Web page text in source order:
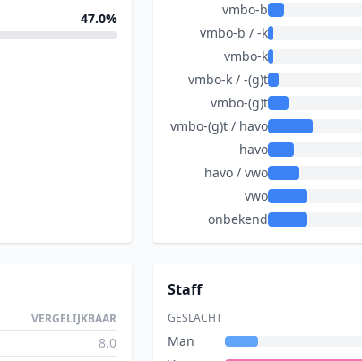
47.0%
vmbo-b
vmbo-b / -k
vmbo-k
vmbo-k / -(g)t
vmbo-(g)t
vmbo-(g)t / havo
havo
havo / vwo
vwo
onbekend
VERGELIJKBAAR
8.0
Staff
GESLACHT
Man